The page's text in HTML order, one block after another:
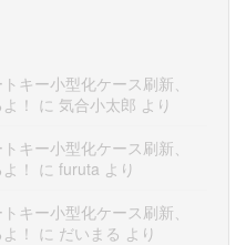
キー小型化ケース刷新、
！ に 気合小太郎 より
キー小型化ケース刷新、
！ に furuta より
キー小型化ケース刷新、
！ に だいまる より